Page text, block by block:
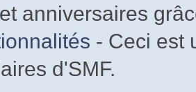
anniversaires
- Ceci est
d'SMF.